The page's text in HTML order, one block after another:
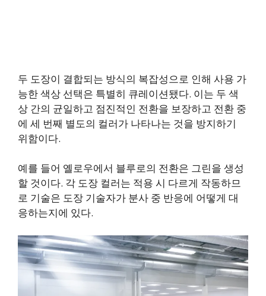
두 도장이 결합되는 방식의 복잡성으로 인해 사용 가
능한 색상 선택은 특별히 큐레이션됐다. 이는 두 색
상 간의 균일하고 점진적인 전환을 보장하고 전환 중
에 세 번째 별도의 컬러가 나타나는 것을 방지하기
위함이다.
예를 들어 옐로우에서 블루로의 전환은 그린을 생성
할 것이다. 각 도장 컬러는 적용 시 다르게 작동하므
로 기술은 도장 기술자가 분사 중 반응에 어떻게 대
응하는지에 있다.